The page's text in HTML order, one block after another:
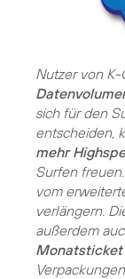
Nutzer von
sich für den
entscheiden,
mehr
Surfen
vom
verlängern.
außerdem
Monatsticket